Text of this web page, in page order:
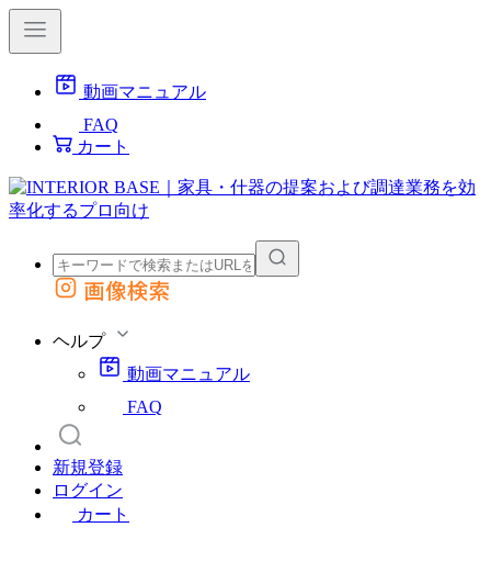
動画マニュアル
FAQ
カート
外部サイトの商品をカートに追加
画像検索
ヘルプ
動画マニュアル
FAQ
新規登録
ログイン
カート